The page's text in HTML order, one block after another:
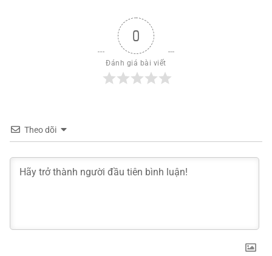
0
Đánh giá bài viết
Theo dõi